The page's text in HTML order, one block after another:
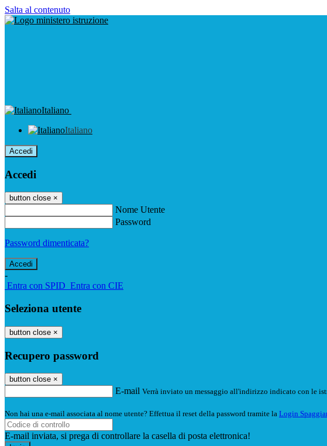
Salta al contenuto
Italiano
Italiano
Accedi
Accedi
button close ×
Nome Utente
Password
Password dimenticata?
-
Entra con SPID Entra con CIE
Seleziona utente
button close ×
Recupero password
button close ×
E-mail Verrà inviato un messaggio all'indirizzo indicato con le
Non hai una e-mail associata al nome utente? Effettua il reset della password tramite la Login
E-mail inviata, si prega di controllare la casella di posta elettronica!